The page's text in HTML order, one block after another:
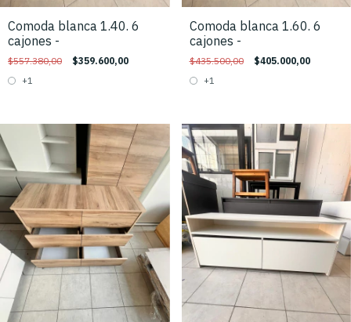
Comoda blanca 1.40. 6
cajones -
$557.380,00 $359.600,00
+1
Comoda blanca 1.60. 6
cajones -
$435.500,00 $405.000,00
+1